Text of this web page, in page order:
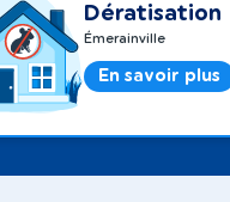
Dératisation
Émerainville
En savoir plus